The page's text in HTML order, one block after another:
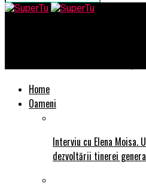
Home
Oameni
Interviu cu Elena
dezvoltării tinerei